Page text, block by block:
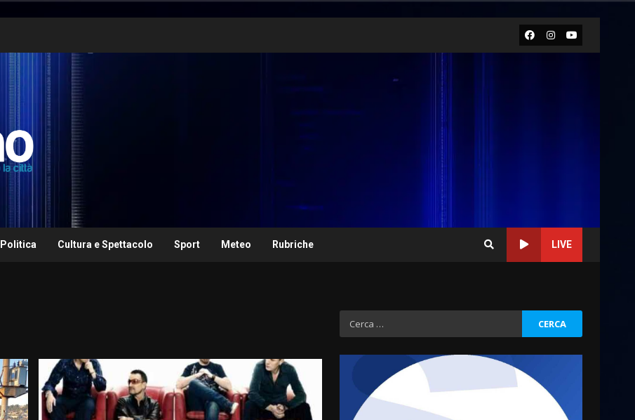
Facebook
Instagram
Youtube
Politica Cultura e Spettacolo Sport Meteo Rubriche LIVE
Ricerca
per:
La magia del Minareto e la
prima assoluta de “L’Albergo